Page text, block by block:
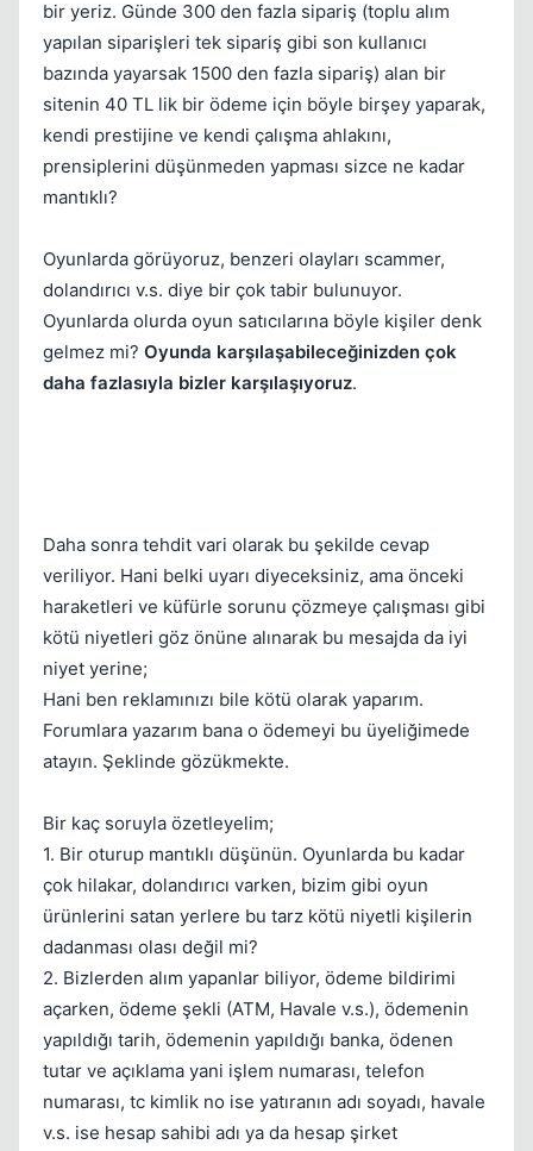
bir yeriz. Günde 300 den fazla sipariş (toplu alım
yapılan siparişleri tek sipariş gibi son kullanıcı
bazında yayarsak 1500 den fazla sipariş) alan bir
sitenin 40 TL lik bir ödeme için böyle birşey yaparak,
kendi prestijine ve kendi çalışma ahlakını,
prensiplerini düşünmeden yapması sizce ne kadar
mantıklı?
Oyunlarda görüyoruz, benzeri olayları scammer,
dolandırıcı v.s. diye bir çok tabir bulunuyor.
Oyunlarda olurda oyun satıcılarına böyle kişiler denk
gelmez mi? Oyunda karşılaşabileceğinizden çok
daha fazlasıyla bizler karşılaşıyoruz.
Daha sonra tehdit vari olarak bu şekilde cevap
veriliyor. Hani belki uyarı diyeceksiniz, ama önceki
haraketleri ve küfürle sorunu çözmeye çalışması gibi
kötü niyetleri göz önüne alınarak bu mesajda da iyi
niyet yerine;
Hani ben reklamınızı bile kötü olarak yaparım.
Forumlara yazarım bana o ödemeyi bu üyeliğimede
atayın. Şeklinde gözükmekte.
Bir kaç soruyla özetleyelim;
1. Bir oturup mantıklı düşünün. Oyunlarda bu kadar
çok hilakar, dolandırıcı varken, bizim gibi oyun
ürünlerini satan yerlere bu tarz kötü niyetli kişilerin
dadanması olası değil mi?
2. Bizlerden alım yapanlar biliyor, ödeme bildirimi
açarken, ödeme şekli (ATM, Havale v.s.), ödemenin
yapıldığı tarih, ödemenin yapıldığı banka, ödenen
tutar ve açıklama yani işlem numarası, telefon
numarası, tc kimlik no ise yatıranın adı soyadı, havale
v.s. ise hesap sahibi adı ya da hesap şirket